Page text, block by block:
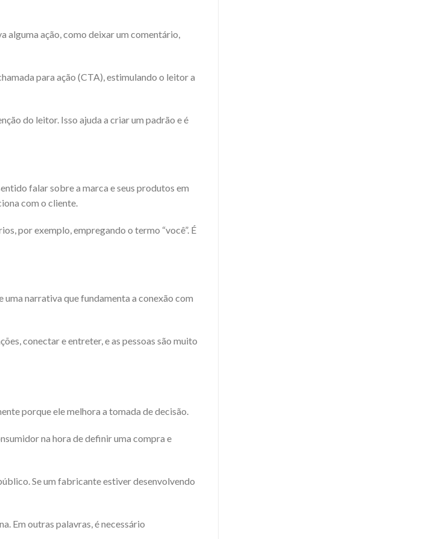
alguma ação, como deixar um comentário,
para ação (CTA), estimulando o leitor a
do leitor. Isso ajuda a criar um padrão e é
falar sobre a marca e seus produtos em
com o cliente.
por exemplo, empregando o termo “você”. É
narrativa que fundamenta a conexão com
conectar e entreter, e as pessoas são muito
porque ele melhora a tomada de decisão.
na hora de definir uma compra e
Se um fabricante estiver desenvolvendo
Em outras palavras, é necessário